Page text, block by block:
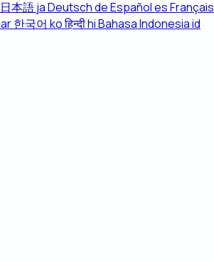
日本語jaDeutschdeEspañolesFrançais
ar한국어 koहिन्दीhiBahasa Indonesiaid